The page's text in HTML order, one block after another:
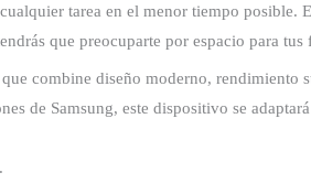
tarea en el menor tiempo
que preocuparte por espacio para
que combine diseño moderno,
de Samsung, este dispositivo se